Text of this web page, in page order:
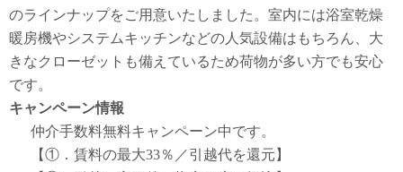
のラインナップをご用意いたしました。室内には浴室乾燥
暖房機やシステムキッチンなどの人気設備はもちろん、大
きなクローゼットも備えているため荷物が多い方でも安心
です。
キャンペーン情報
仲介手数料無料キャンペーン中です。
【①．賃料の最大33％／引越代を還元】